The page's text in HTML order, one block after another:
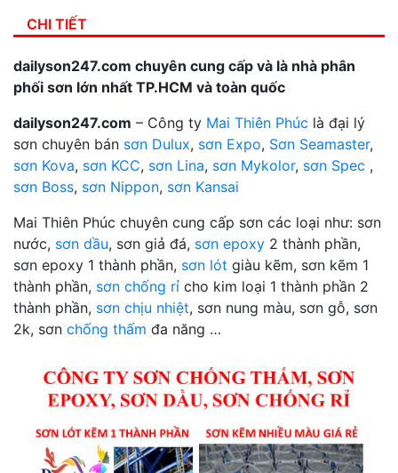
CHI TIẾT
dailyson247.com chuyên cung cấp và là nhà phân
phối sơn lớn nhất TP.HCM và toàn quốc
dailyson247.com – Công ty Mai Thiên Phúc là đại lý
sơn chuyên bán sơn Dulux, sơn Expo, Sơn Seamaster,
sơn Kova, sơn KCC, sơn Lina, sơn Mykolor, sơn Spec ,
sơn Boss, sơn Nippon, sơn Kansai
Mai Thiên Phúc chuyên cung cấp sơn các loại như: sơn
nước, sơn dầu, sơn giả đá, sơn epoxy 2 thành phần,
sơn epoxy 1 thành phần, sơn lót giàu kẽm, sơn kẽm 1
thành phần, sơn chống rỉ cho kim loại 1 thành phần 2
thành phần, sơn chịu nhiệt, sơn nung màu, sơn gỗ, sơn
2k, sơn chống thấm đa năng …